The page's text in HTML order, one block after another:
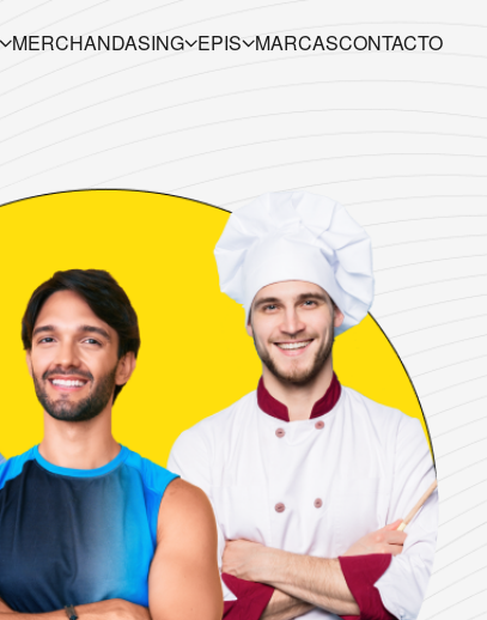
MERCHANDASING EPIS MARCASCONTACTO